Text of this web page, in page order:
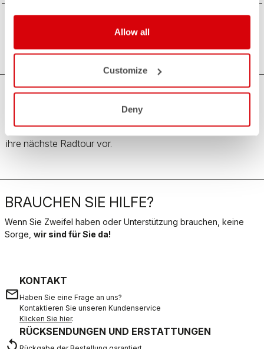
Allow all
Customize
Deny
Kinder Fahrradbekleidung
Bereiten Sie Ihre Kinder mit unserer Fahrradbekleidung auf
ihre nächste Radtour vor.
BRAUCHEN SIE HILFE?
Wenn Sie Zweifel haben oder Unterstützung brauchen, keine
Sorge, wir sind für Sie da!
email
KONTAKT
Haben Sie eine Frage an uns?
Kontaktieren Sie unseren Kundenservice
Klicken Sie hier.
replay
RÜCKSENDUNGEN UND ERSTATTUNGEN